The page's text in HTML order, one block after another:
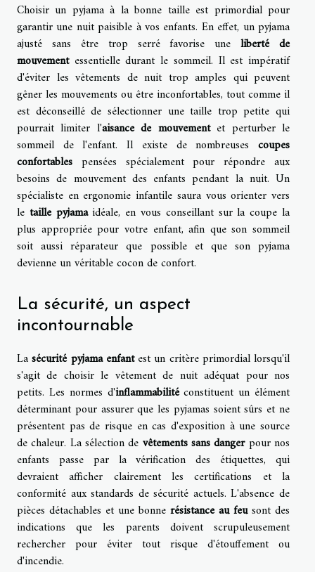
Choisir un pyjama à la bonne taille est primordial pour
garantir une nuit paisible à vos enfants. En effet, un pyjama
ajusté sans être trop serré favorise uneliberté de
mouvementessentielle durant le sommeil. Il est impératif
d'éviter les vêtements de nuit trop amples qui peuvent
gêner les mouvements ou être inconfortables, tout comme il
est déconseillé de sélectionner une taille trop petite qui
pourrait limiter l'aisance de mouvementet perturber le
sommeil de l'enfant. Il existe de nombreuses coupes
confortables pensées spécialement pour répondre aux
besoins de mouvement des enfants pendant la nuit. Un
spécialiste en ergonomie infantile saura vous orienter vers
le taille pyjamaidéale, en vous conseillant sur la coupe la
plus appropriée pour votre enfant, afin que son sommeil
soit aussi réparateur que possible et que son pyjama
devienne un véritable cocon de confort.
La sécurité, un aspect
incontournable
Lasécurité pyjama enfantest un critère primordial lorsqu'il
s'agit de choisir le vêtement de nuit adéquat pour nos
petits. Les normes d'inflammabilitéconstituent un élément
déterminant pour assurer que les pyjamas soient sûrs et ne
présentent pas de risque en cas d'exposition à une source
de chaleur. La sélection de vêtements sans dangerpour nos
enfants passe par la vérification des étiquettes, qui
devraient afficher clairement les certifications et la
conformité aux standards de sécurité actuels. L'absence de
pièces détachables et une bonne résistance au feusont des
indications que les parents doivent scrupuleusement
rechercher pour éviter tout risque d'étouffement ou
d'incendie.